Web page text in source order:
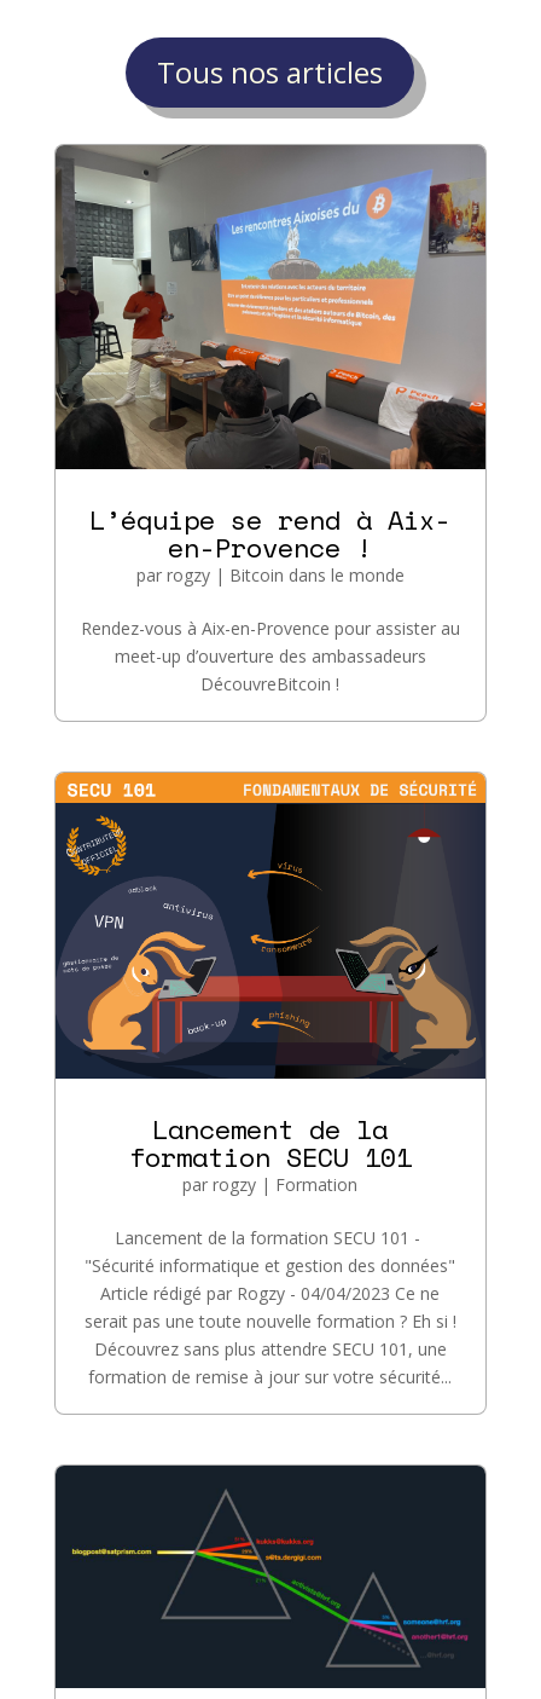
Tous nos articles
L’équipe se rend à Aix-
en-Provence !
par rogzy| Bitcoin dans le monde
Rendez-vous à Aix-en-Provence pour assister au
meet-up d’ouverture des ambassadeurs
DécouvreBitcoin !
Lancement de la
formation SECU 101
parrogzy | Formation
Lancement de la formation SECU 101 -
"Sécurité informatique et gestion des données"
Article rédigé par Rogzy - 04/04/2023 Ce ne
serait pas une toute nouvelle formation ? Eh si !
Découvrez sans plus attendre SECU 101, une
formation de remise à jour sur votre sécurité...